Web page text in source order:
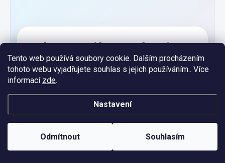
Tento web používá soubory cookie. Dalším procházením
tohoto webu vyjadřujete souhlas s jejich používáním.. Více
informací zde.
Nastavení
Odmítnout Souhlasím
Vyberte barvu, šířku, potisk
a způsob zakončení
V horní části produktové stránky sestavte
objednávky zkontrolujte pravopis i zvolenou
barvu písma.